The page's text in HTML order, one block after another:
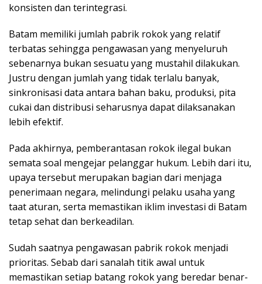
konsisten dan terintegrasi.
Batam memiliki jumlah pabrik rokok yang relatif
terbatas sehingga pengawasan yang menyeluruh
sebenarnya bukan sesuatu yang mustahil dilakukan.
Justru dengan jumlah yang tidak terlalu banyak,
sinkronisasi data antara bahan baku, produksi, pita
cukai dan distribusi seharusnya dapat dilaksanakan
lebih efektif.
Pada akhirnya, pemberantasan rokok ilegal bukan
semata soal mengejar pelanggar hukum. Lebih dari itu,
upaya tersebut merupakan bagian dari menjaga
penerimaan negara, melindungi pelaku usaha yang
taat aturan, serta memastikan iklim investasi di Batam
tetap sehat dan berkeadilan.
Sudah saatnya pengawasan pabrik rokok menjadi
prioritas. Sebab dari sanalah titik awal untuk
memastikan setiap batang rokok yang beredar benar-